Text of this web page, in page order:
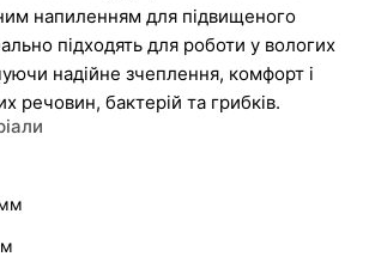
напиленням для підвищеного
підходять для роботи у вологих
надійне зчеплення, комфорт і
речовин, бактерій та грибків.